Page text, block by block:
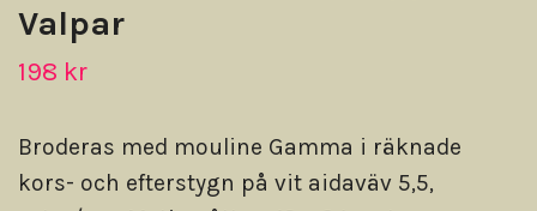
Valpar
198 kr
Broderas med mouline Gamma i räknade
kors- och efterstygn på vit aidaväv 5,5,